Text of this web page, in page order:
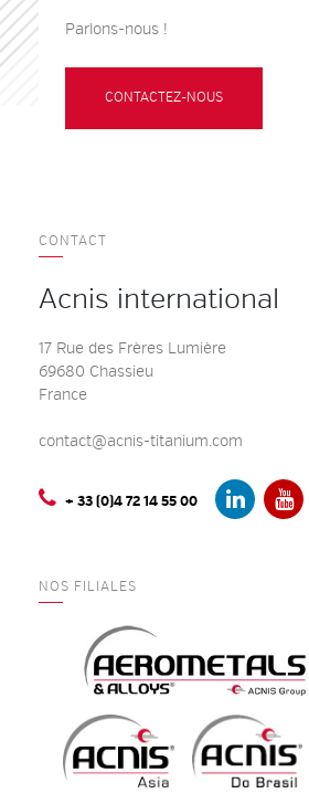
Parlons-nous !
CONTACTEZ-NOUS
CONTACT
Acnis international
17 Rue des Frères Lumière
69680 Chassieu
France
contact@acnis-titanium.com
+ 33 (0)4 72 14 55 00
NOS FILIALES